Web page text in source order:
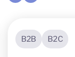
B2B B2C